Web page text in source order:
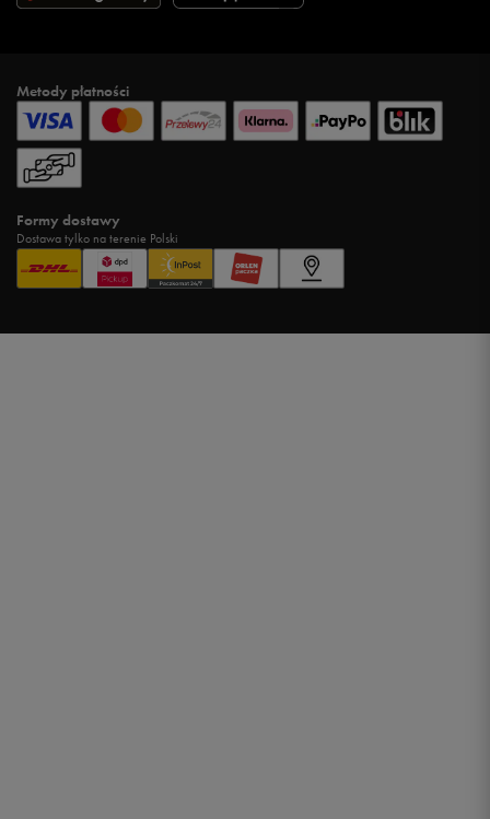
Metody płatności
Formy dostawy
Dostawa tylko na terenie Polski